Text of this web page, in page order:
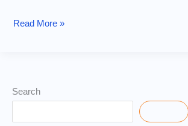
Apply
Engineer
Trainee
2025
Read More »
Search